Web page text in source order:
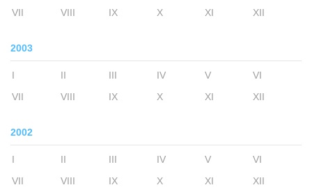
VII
VIII IX X XI XII
2003
I II III IV V
VI
VII
VIII IX X XI XII
2002
I II III IV V
VI
VII
VIII IX X XI XII